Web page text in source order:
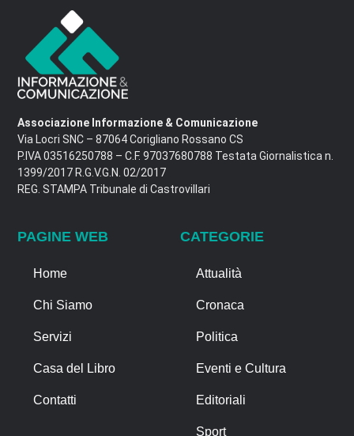
Associazione Informazione & Comunicazione
Via Locri SNC – 87064 Corigliano Rossano CS
P.IVA 03516250788 – C.F. 97037680788 Testata Giornalistica n.
1399/2017 R.G.V.G.N. 02/2017
REG. STAMPA Tribunale di Castrovillari
PAGINE WEB
Home
Chi Siamo
Servizi
Casa del Libro
Contatti
CATEGORIE
Attualità
Cronaca
Politica
Eventi e Cultura
Editoriali
Sport